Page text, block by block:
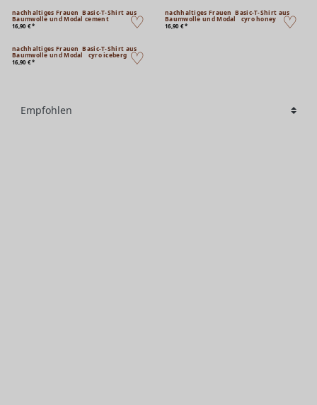
nachhaltiges Frauen Basic-T-Shirt aus
Baumwolle und Modal cement
16,90 € *
nachhaltiges Frauen Basic-T-Shirt aus
Baumwolle und Modal cyro honey
16,90 € *
nachhaltiges Frauen Basic-T-Shirt aus
Baumwolle und Modal cyro iceberg
16,90 € *